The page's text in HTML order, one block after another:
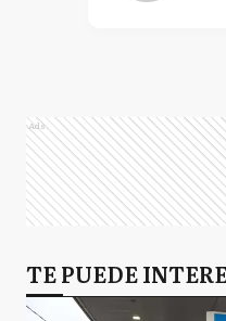
Ads
TE PUEDE